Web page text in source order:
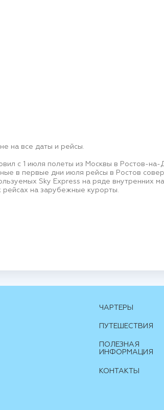
на все даты и рейсы.
с 1 июля полеты из Москвы в Ростов-на-
в первые дни июля рейсы в Ростов
Sky Express на ряде внутренних
на зарубежные курорты.
ЧАРТЕРЫ
ПУТЕШЕСТВИЯ
ПОЛЕЗНАЯ
ИНФОРМАЦИЯ
КОНТАКТЫ